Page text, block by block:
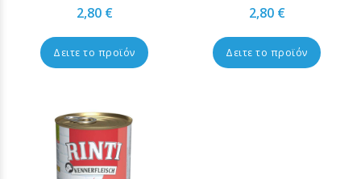
2,80 €
Δειτε το προϊόν
2,80 €
Δειτε το προϊόν